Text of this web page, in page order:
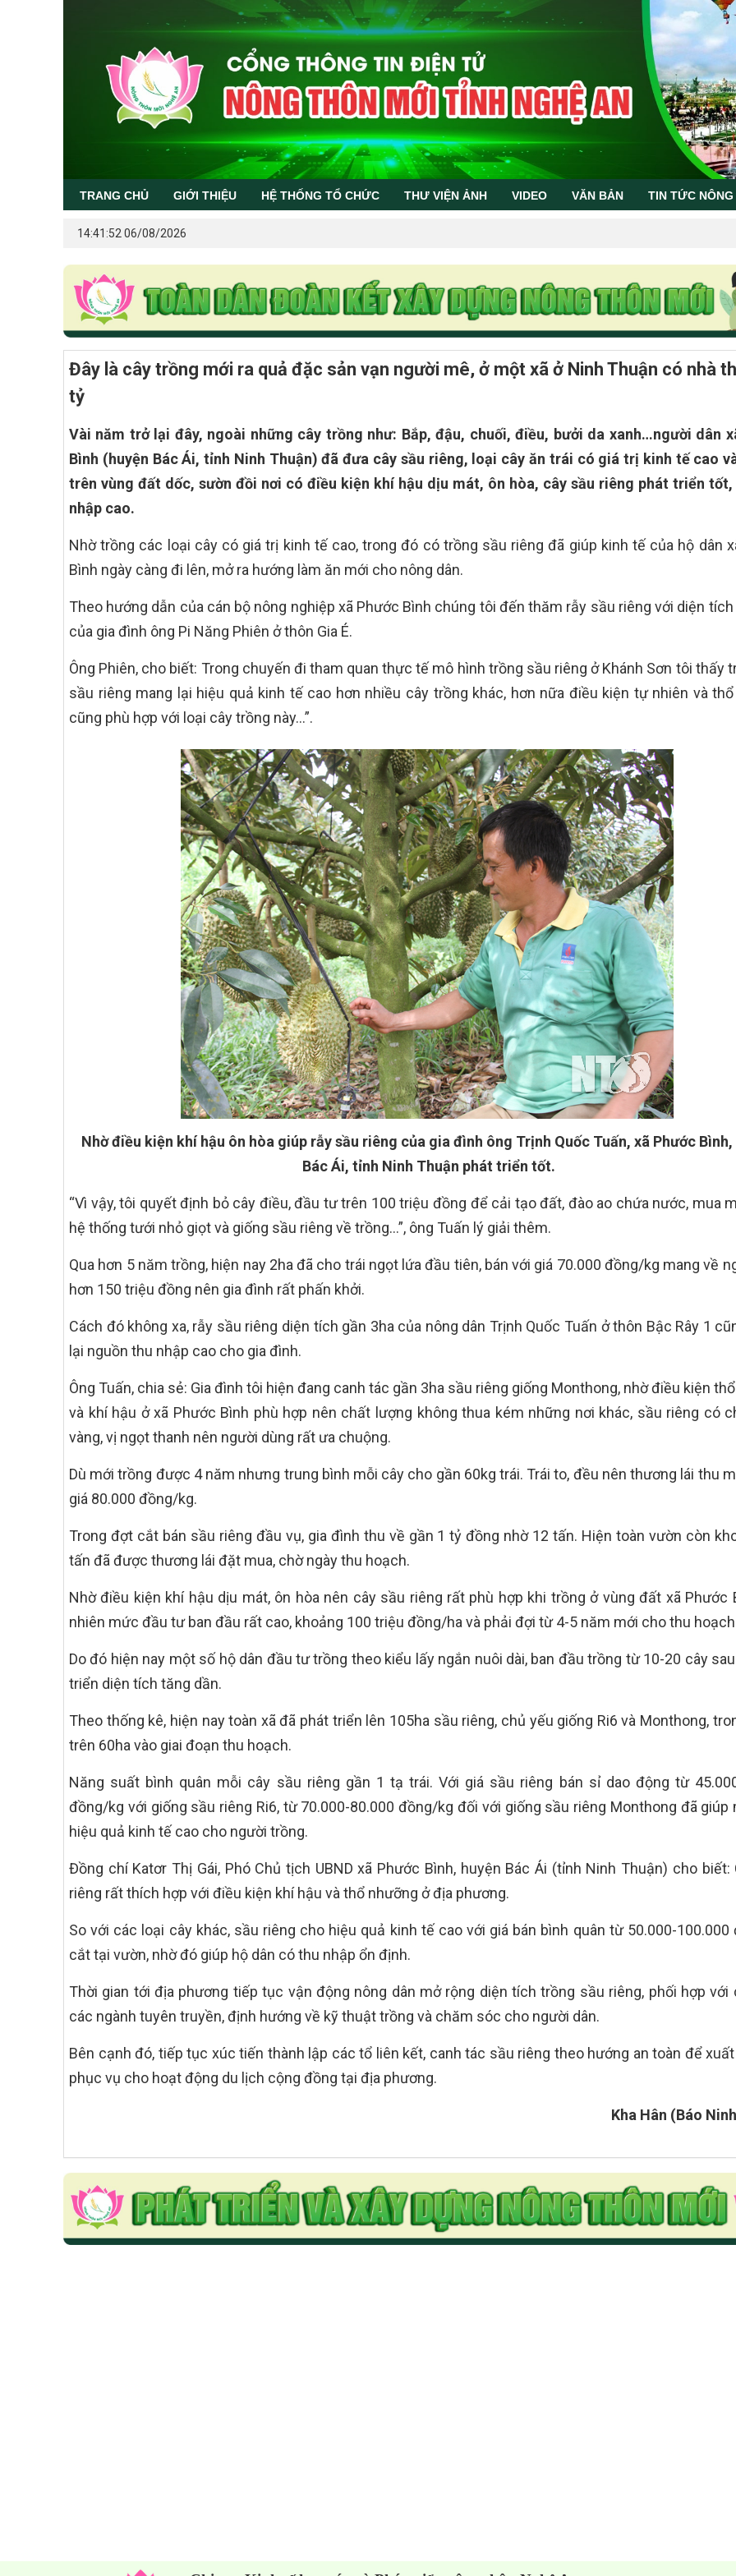
TRANG CHỦ GIỚI THIỆU HỆ THỐNG TỔ CHỨC THƯ VIỆN ẢNH VIDEO VĂN BẢN TIN TỨC
14:41:52 06/08/2026
Đây là cây trồng mới ra quả đặc sản vạn người mê, ở một xã ở Ninh Thuận có nhà
tỷ
Vài năm trở lại đây, ngoài những cây trồng như: Bắp, đậu, chuối, điều, bưởi da xanh…người dân
Bình (huyện Bác Ái, tỉnh Ninh Thuận) đã đưa cây sầu riêng, loại cây ăn trái có giá trị kinh tế cao
trên vùng đất dốc, sườn đồi nơi có điều kiện khí hậu dịu mát, ôn hòa, cây sầu riêng phát triển
nhập cao.
Nhờ trồng các loại cây có giá trị kinh tế cao, trong đó có trồng sầu riêng đã giúp kinh tế của hộ dân
Bình ngày càng đi lên, mở ra hướng làm ăn mới cho nông dân.
Theo hướng dẫn của cán bộ nông nghiệp xã Phước Bình chúng tôi đến thăm rẫy sầu riêng với diện tích
của gia đình ông Pi Năng Phiên ở thôn Gia É.
Ông Phiên, cho biết: Trong chuyến đi tham quan thực tế mô hình trồng sầu riêng ở Khánh Sơn tôi thấy
sầu riêng mang lại hiệu quả kinh tế cao hơn nhiều cây trồng khác, hơn nữa điều kiện tự nhiên và
cũng phù hợp với loại cây trồng này…”.
Nhờ điều kiện khí hậu ôn hòa giúp rẫy sầu riêng của gia đình ông Trịnh Quốc Tuấn, xã Phước Bình,
Bác Ái, tỉnh Ninh Thuận phát triển tốt.
“Vì vậy, tôi quyết định bỏ cây điều, đầu tư trên 100 triệu đồng để cải tạo đất, đào ao chứa nước, mua
hệ thống tưới nhỏ giọt và giống sầu riêng về trồng…”, ông Tuấn lý giải thêm.
Qua hơn 5 năm trồng, hiện nay 2ha đã cho trái ngọt lứa đầu tiên, bán với giá 70.000 đồng/kg mang về
hơn 150 triệu đồng nên gia đình rất phấn khởi.
Cách đó không xa, rẫy sầu riêng diện tích gần 3ha của nông dân Trịnh Quốc Tuấn ở thôn Bậc Rây 1
lại nguồn thu nhập cao cho gia đình.
Ông Tuấn, chia sẻ: Gia đình tôi hiện đang canh tác gần 3ha sầu riêng giống Monthong, nhờ điều kiện
và khí hậu ở xã Phước Bình phù hợp nên chất lượng không thua kém những nơi khác, sầu riêng có
vàng, vị ngọt thanh nên người dùng rất ưa chuộng.
Dù mới trồng được 4 năm nhưng trung bình mỗi cây cho gần 60kg trái. Trái to, đều nên thương lái thu
giá 80.000 đồng/kg.
Trong đợt cắt bán sầu riêng đầu vụ, gia đình thu về gần 1 tỷ đồng nhờ 12 tấn. Hiện toàn vườn còn
tấn đã được thương lái đặt mua, chờ ngày thu hoạch.
Nhờ điều kiện khí hậu dịu mát, ôn hòa nên cây sầu riêng rất phù hợp khi trồng ở vùng đất xã Phước
nhiên mức đầu tư ban đầu rất cao, khoảng 100 triệu đồng/ha và phải đợi từ 4-5 năm mới cho thu
Do đó hiện nay một số hộ dân đầu tư trồng theo kiểu lấy ngắn nuôi dài, ban đầu trồng từ 10-20 cây
triển diện tích tăng dần.
Theo thống kê, hiện nay toàn xã đã phát triển lên 105ha sầu riêng, chủ yếu giống Ri6 và Monthong,
trên 60ha vào giai đoạn thu hoạch.
Năng suất bình quân mỗi cây sầu riêng gần 1 tạ trái. Với giá sầu riêng bán sỉ dao động từ
đồng/kg với giống sầu riêng Ri6, từ 70.000-80.000 đồng/kg đối với giống sầu riêng Monthong đã giúp
hiệu quả kinh tế cao cho người trồng.
Đồng chí Katơr Thị Gái, Phó Chủ tịch UBND xã Phước Bình, huyện Bác Ái (tỉnh Ninh Thuận) cho biết:
riêng rất thích hợp với điều kiện khí hậu và thổ nhưỡng ở địa phương.
So với các loại cây khác, sầu riêng cho hiệu quả kinh tế cao với giá bán bình quân từ 50.000-100.000
cắt tại vườn, nhờ đó giúp hộ dân có thu nhập ổn định.
Thời gian tới địa phương tiếp tục vận động nông dân mở rộng diện tích trồng sầu riêng, phối hợp với
các ngành tuyên truyền, định hướng về kỹ thuật trồng và chăm sóc cho người dân.
Bên cạnh đó, tiếp tục xúc tiến thành lập các tổ liên kết, canh tác sầu riêng theo hướng an toàn để
phục vụ cho hoạt động du lịch cộng đồng tại địa phương.
Kha Hân (Báo